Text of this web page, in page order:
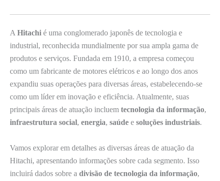
A Hitachi é uma conglomerado japonês de tecnologia e
industrial, reconhecida mundialmente por sua ampla gama de
produtos e serviços. Fundada em 1910, a empresa começou
como um fabricante de motores elétricos e ao longo dos anos
expandiu suas operações para diversas áreas, estabelecendo-se
como um líder em inovação e eficiência. Atualmente, suas
principais áreas de atuação incluem tecnologia da informação,
infraestrutura social, energia, saúde e soluções industriais.
Vamos explorar em detalhes as diversas áreas de atuação da
Hitachi, apresentando informações sobre cada segmento. Isso
incluirá dados sobre a divisão de tecnologia da informação,